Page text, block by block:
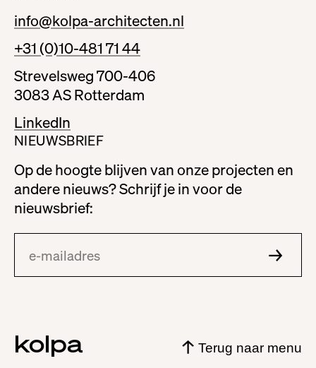
info@kolpa-architecten.nl
+31 (0)10-481 71 44
Strevelsweg 700-406
3083 AS Rotterdam
LinkedIn
NIEUWSBRIEF
Op de hoogte blijven van onze projecten en
andere nieuws? Schrijf je in voor de
nieuwsbrief:
kolpa Terug naar menu